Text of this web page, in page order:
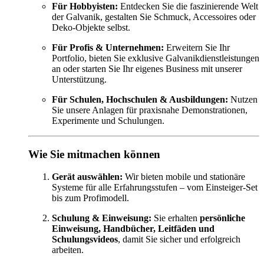
Für Hobbyisten: Entdecken Sie die faszinierende Welt
der Galvanik, gestalten Sie Schmuck, Accessoires oder
Deko-Objekte selbst.
Für Profis & Unternehmen: Erweitern Sie Ihr
Portfolio, bieten Sie exklusive Galvanikdienstleistungen
an oder starten Sie Ihr eigenes Business mit unserer
Unterstützung.
Für Schulen, Hochschulen & Ausbildungen: Nutzen
Sie unsere Anlagen für praxisnahe Demonstrationen,
Experimente und Schulungen.
Wie Sie mitmachen können
Gerät auswählen: Wir bieten mobile und stationäre
Systeme für alle Erfahrungsstufen – vom Einsteiger-Set
bis zum Profimodell.
Schulung & Einweisung: Sie erhalten persönliche
Einweisung, Handbücher, Leitfäden und
Schulungsvideos, damit Sie sicher und erfolgreich
arbeiten.